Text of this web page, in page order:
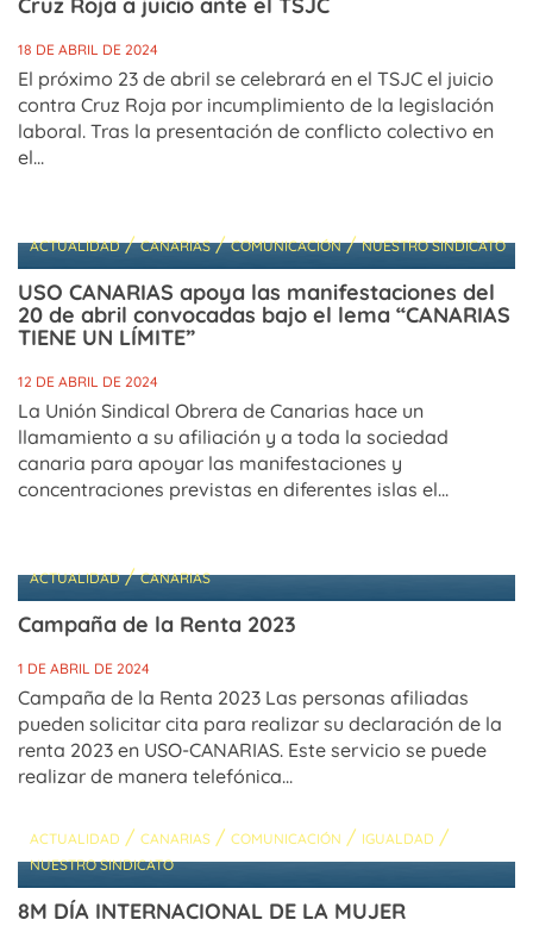
18 DE ABRIL DE 2024
El próximo 23 de abril se celebrará en el TSJC el juicio
contra Cruz Roja por incumplimiento de la legislación
laboral. Tras la presentación de conflicto colectivo en
el...
ACTUALIDAD/CANARIAS/COMUNICACIÓN/NUESTRO SINDICATO
USO CANARIAS apoya las manifestaciones del
20 de abril convocadas bajo el lema “CANARIAS
TIENE UN LÍMITE”
12 DE ABRIL DE 2024
La Unión Sindical Obrera de Canarias hace un
llamamiento a su afiliación y a toda la sociedad
canaria para apoyar las manifestaciones y
concentraciones previstas en diferentes islas el...
ACTUALIDAD/CANARIAS
Campaña de la Renta 2023
1 DE ABRIL DE 2024
Campaña de la Renta 2023 Las personas afiliadas
pueden solicitar cita para realizar su declaración de la
renta 2023 en USO-CANARIAS. Este servicio se puede
realizar de manera telefónica...
ACTUALIDAD / CANARIAS / COMUNICACIÓN / IGUALDAD /
NUESTRO SINDICATO
8M DÍA INTERNACIONAL DE LA MUJER